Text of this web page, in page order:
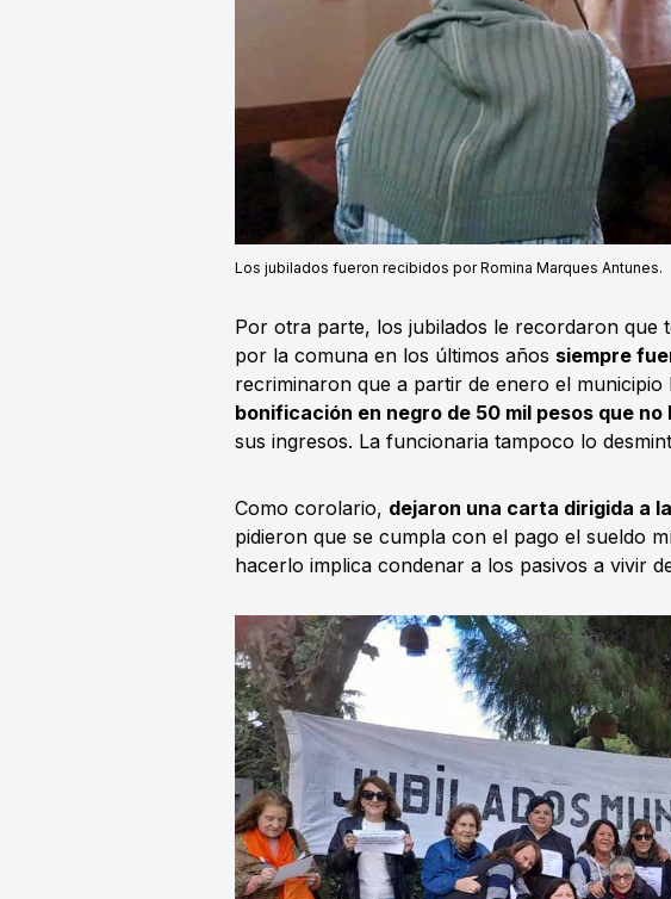
Los jubilados fueron recibidos por Romina Marques Antunes.
Por otra parte, los jubilados le recordaron que
por la comuna en los últimos años siempre
recriminaron que a partir de enero el
bonificación en negro de 50 mil pesos que no
sus ingresos. La funcionaria tampoco lo
Como corolario, dejaron una carta dirigida a
pidieron que se cumpla con el pago el sueldo
hacerlo implica condenar a los pasivos a vivir